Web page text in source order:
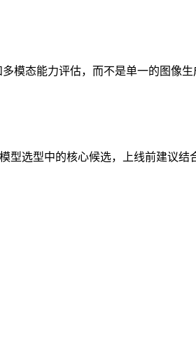
模态能力评估，而不是单一的图像生
选型中的核心候选，上线前建议结